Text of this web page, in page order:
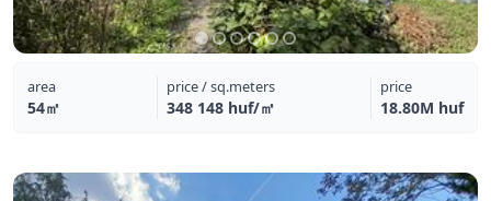
area
54㎡
price / sq.meters
348 148 huf/㎡
price
18.80M huf